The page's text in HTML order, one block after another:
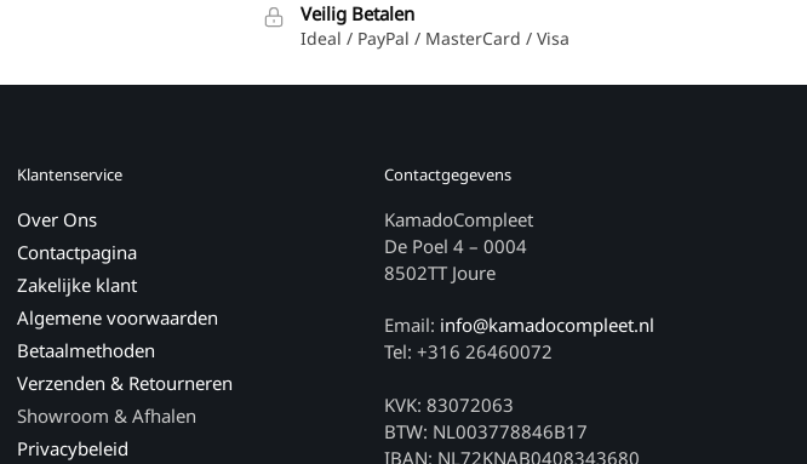
Veilig Betalen
Ideal / PayPal / MasterCard / Visa
Klantenservice
Over Ons
Contactpagina
Zakelijke klant
Algemene voorwaarden
Betaalmethoden
Verzenden & Retourneren
Showroom & Afhalen
Privacybeleid
Contactgegevens
KamadoCompleet
De Poel 4 – 0004
8502TT Joure
Email: info@kamadocompleet.nl
Tel: +316 26460072
KVK: 83072063
BTW: NL003778846B17
IBAN: NL72KNAB0408343680